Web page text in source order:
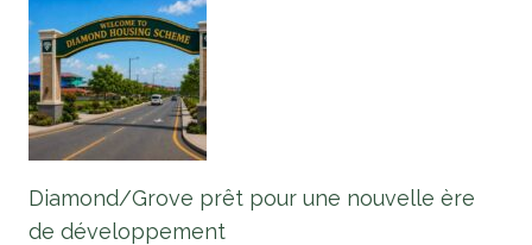
Diamond/Grove prêt pour une nouvelle ère
de développement